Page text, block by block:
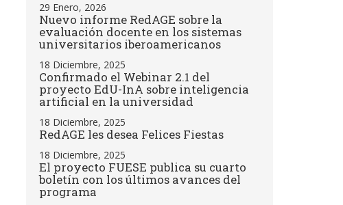
29 Enero, 2026
Nuevo informe RedAGE sobre la
evaluación docente en los sistemas
universitarios iberoamericanos
18 Diciembre, 2025
Confirmado el Webinar 2.1 del
proyecto EdU-InA sobre inteligencia
artificial en la universidad
18 Diciembre, 2025
RedAGE les desea Felices Fiestas
18 Diciembre, 2025
El proyecto FUESE publica su cuarto
boletín con los últimos avances del
programa